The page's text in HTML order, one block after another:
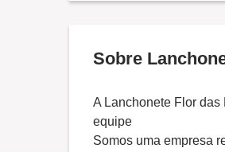
Sobre
A Lanchonete Flor
equipe
Somos uma empresa